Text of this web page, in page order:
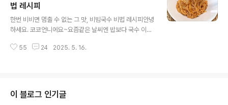
~ 이건 꼭 드셔보세요. 기대 이상, 훨씬 더 맛있어요. 재료
는 베이글, 버섯, 양파, 달걀, 모짜렐라치즈, 생크림, 홀그레
인머스타드, 파마산치즈가루 준비해주세요. 베이글은 약불
깃한 식감이 크리미한 버섯과 정말 잘 어울려요. 계란후라
법 레시피
한번 비비면 멈출 수 없는 그 맛, 비빔국수 비법 레시피안녕
하세요. 코코언니에요~요즘같은 날씨엔 밥보다 국수 이런
입맛 확 돋우는 비빔국수 한그릇~ 생각만해도 군침이 도는
깊이가 있고 후루룩 먹다보면 스트레스도 확 풀이거든요~
잘 익은 김치 하나로 다 했다! 소면과 김치, 재료도 간단하
55 24 2025. 5. 16.
이 블로그 인기글